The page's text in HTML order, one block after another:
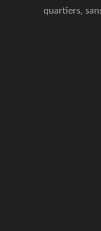
quartiers,